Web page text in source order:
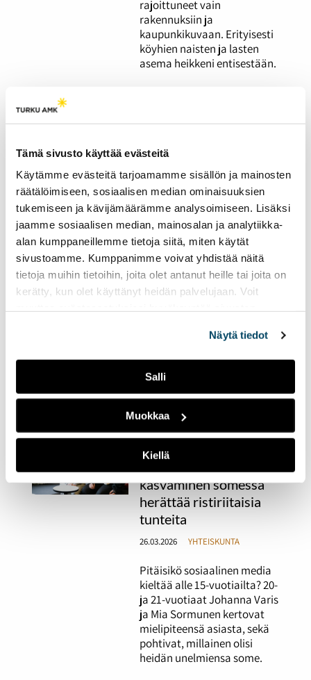
Tämä sivusto käyttää evästeitä
Käytämme evästeitä tarjoamamme sisällön ja mainosten
räätälöimiseen, sosiaalisen median ominaisuuksien
tukemiseen ja kävijämäärämme analysoimiseen. Lisäksi
jaamme sosiaalisen median, mainosalan ja analytiikka-
alan kumppaneillemme tietoja siitä, miten käytät
sivustoamme. Kumppanimme voivat yhdistää näitä
tietoja muihin tietoihin, joita olet antanut heille tai joita on
kerätty, kun olet käyttänyt heidän palvelujaan. Voit
Näytä tiedot
Salli
Muokkaa
Kiellä
rajoittuneet vain
rakennuksiin ja
kaupunkikuvaan. Erityisesti
köyhien naisten ja lasten
asema heikkeni entisestään.
Vuoropäiväkoti tarjoaa
kellonajasta
riippumatta
26.03.2026 YHTEISKUNTA
Yli 30 vuotta lastenhoidon
parissa työskennellyt Jaana
Aihela-Soini on urallaan
nähnyt vanhemmuuden
painopisteiden muutokset.
Yhteiskunnalta ja lasten
kasvatukselta hän toivoisi
yhteisöllisyyttä, jota hän
kollegansa Emmi Valtasen
kanssa kokee työssään
"Some on monelle
nuorelle eräänlainen
kasvaminen somessa
herättää ristiriitaisia
tunteita
26.03.2026 YHTEISKUNTA
Pitäisikö sosiaalinen media
kieltää alle 15-vuotiailta? 20-
ja 21-vuotiaat Johanna Varis
ja Mia Sormunen kertovat
mielipiteensä asiasta, sekä
pohtivat, millainen olisi
heidän unelmiensa some.